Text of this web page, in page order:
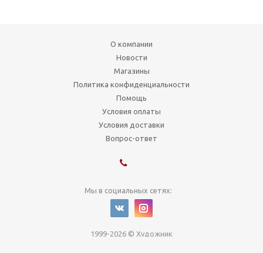
О компании
Новости
Магазины
Политика конфиденциальности
Помощь
Условия оплаты
Условия доставки
Вопрос-ответ
Мы в социальных сетях:
1999-2026 © Художник